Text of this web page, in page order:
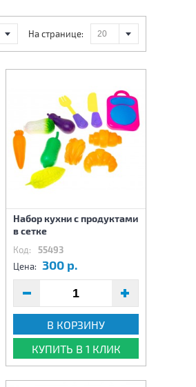
На странице:
Набор кухни с продуктами
в сетке
Код: 55493
Цена: 300 р.
В КОРЗИНУ
КУПИТЬ В 1 КЛИК